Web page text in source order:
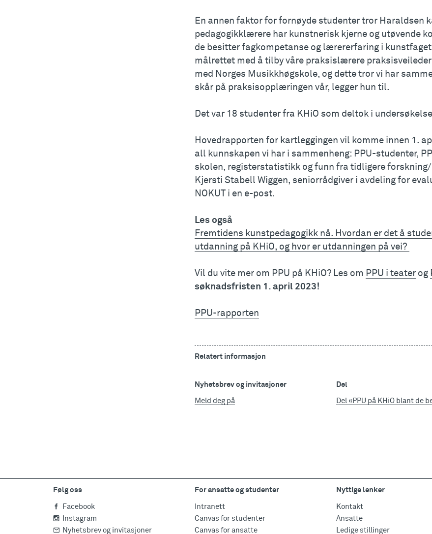
En annen faktor for fornøyde studenter tror Haraldsen
pedagogikklærere har kunstnerisk kjerne og utøvende
de besitter fagkompetanse og lærererfaring i
målrettet med å tilby våre praksislærere
med Norges Musikkhøgskole, og dette tror vi har
skår på praksisopplæringen vår, legger hun til.
Det var 18 studenter fra KHiO som deltok i
Hovedrapporten for kartleggingen vil komme innen 1.
all kunnskapen vi har i sammenheng: PPU-studenter,
skolen, registerstatistikk og funn fra tidligere
Kjersti Stabell Wiggen, seniorrådgiver i avdeling for
NOKUT i en e-post.
Les også
Fremtidens kunstpedagogikk nå. Hvordan er det å
utdanning på KHiO, og hvor er utdanningen på vei?
Vil du vite mer om PPU på KHiO? Les om PPU i teater og
søknadsfristen 1. april 2023!
PPU-rapporten
Relatert informasjon
Nyhetsbrev og invitasjoner
Meld deg på
Del
Del «PPU på KHiO blant de
Følg oss
Facebook
Instagram
Nyhetsbrev og invitasjoner
For ansatte og studenter
Intranett
Canvas for studenter
Canvas for ansatte
Nyttige lenker
Kontakt
Ansatte
Ledige stillinger